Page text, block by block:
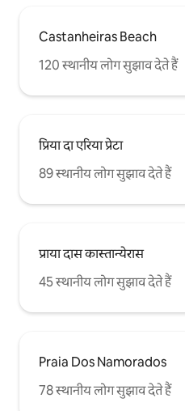
Castanheiras Beach
120 स्थानीय लोग सुझाव देते हैं
प्रिया दा एरिया प्रेटा
89 स्थानीय लोग सुझाव देते हैं
प्राया दास कास्तान्येरास
45 स्थानीय लोग सुझाव देते हैं
Praia Dos Namorados
78 स्थानीय लोग सुझाव देते हैं